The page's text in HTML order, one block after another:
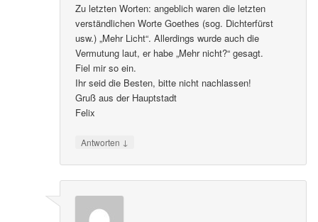
Zu letzten Worten: angeblich waren die letzten
verständlichen Worte Goethes (sog. Dichterfürst
usw.) „Mehr Licht“. Allerdings wurde auch die
Vermutung laut, er habe „Mehr nicht?“ gesagt.
Fiel mir so ein.
Ihr seid die Besten, bitte nicht nachlassen!
Gruß aus der Hauptstadt
Felix
Antworten ↓